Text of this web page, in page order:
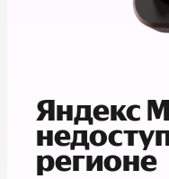
Яндекс
регионе